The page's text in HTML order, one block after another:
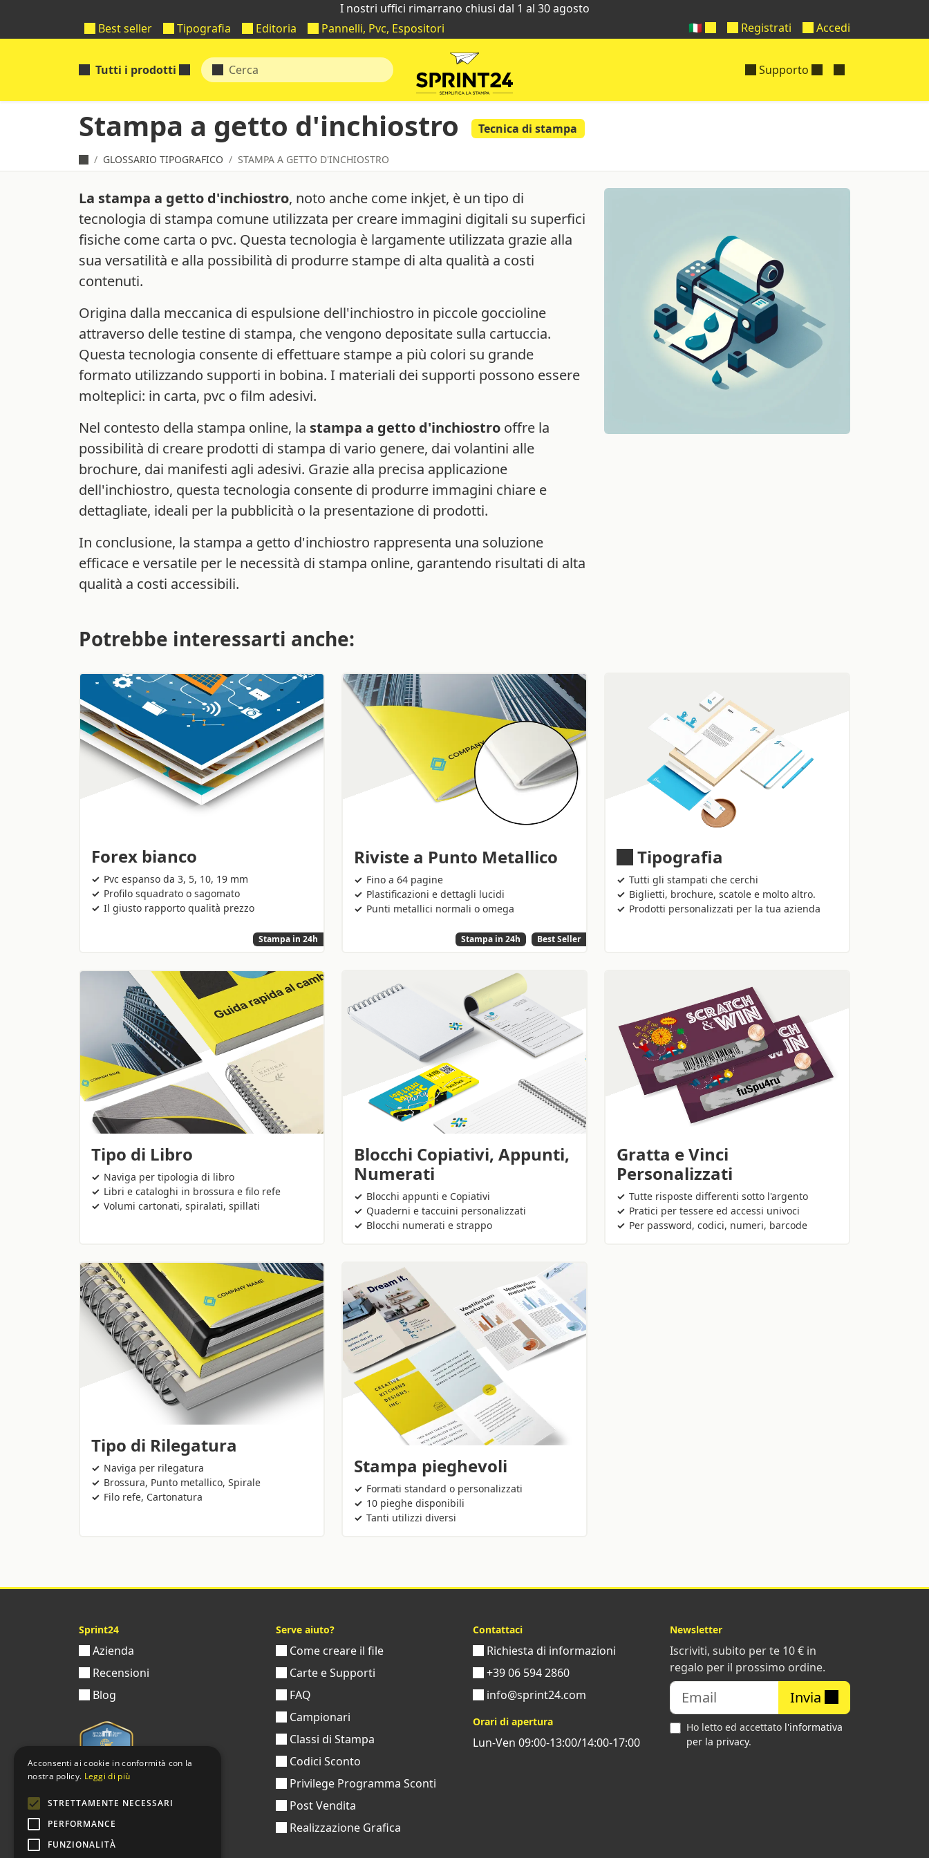
I nostri uffici rimarrano chiusi dal 1 al 30 agosto
Best seller
Tipografia Editoria Pannelli, Pvc, Espositori Registrati Accedi
🇮🇹
Tutti i prodotti Supporto
Stampa a getto d'inchiostro Tecnica di stampa
GLOSSARIO TIPOGRAFICO STAMPA A GETTO D'INCHIOSTRO
La stampa a getto d'inchiostro, noto anche come inkjet, è un tipo di
tecnologia di stampa comune utilizzata per creare immagini digitali su superfici
fisiche come carta o pvc. Questa tecnologia è largamente utilizzata grazie alla
sua versatilità e alla possibilità di produrre stampe di alta qualità a costi
contenuti.
Origina dalla meccanica di espulsione dell'inchiostro in piccole goccioline
attraverso delle testine di stampa, che vengono depositate sulla cartuccia.
Questa tecnologia consente di effettuare stampe a più colori su grande
formato utilizzando supporti in bobina. I materiali dei supporti possono essere
molteplici: in carta, pvc o film adesivi.
Nel contesto della stampa online, la stampa a getto d'inchiostro offre la
possibilità di creare prodotti di stampa di vario genere, dai volantini alle
brochure, dai manifesti agli adesivi. Grazie alla precisa applicazione
dell'inchiostro, questa tecnologia consente di produrre immagini chiare e
dettagliate, ideali per la pubblicità o la presentazione di prodotti.
In conclusione, la stampa a getto d'inchiostro rappresenta una soluzione
efficace e versatile per le necessità di stampa online, garantendo risultati di alta
qualità a costi accessibili.
Potrebbe interessarti anche:
Forex bianco
Pvc espanso da 3, 5, 10, 19 mm
Profilo squadrato o sagomato
Il giusto rapporto qualità prezzo
Stampa in 24h
Riviste a Punto Metallico
Fino a 64 pagine
Plastificazioni e dettagli lucidi
Punti metallici normali o omega
Best Seller
Stampa in 24h
Tipografia
Tutti gli stampati che cerchi
Biglietti, brochure, scatole e molto altro.
Prodotti personalizzati per la tua azienda
Tipo di Libro
Naviga per tipologia di libro
Libri e cataloghi in brossura e filo refe
Volumi cartonati, spiralati, spillati
Blocchi Copiativi, Appunti,
Numerati
Blocchi appunti e Copiativi
Quaderni e taccuini personalizzati
Blocchi numerati e strappo
Gratta e Vinci
Personalizzati
Tutte risposte differenti sotto l'argento
Pratici per tessere ed accessi univoci
Per password, codici, numeri, barcode
Tipo di Rilegatura
Naviga per rilegatura
Brossura, Punto metallico, Spirale
Filo refe, Cartonatura
Stampa pieghevoli
Formati standard o personalizzati
10 pieghe disponibili
Tanti utilizzi diversi
Sprint24
Azienda
Recensioni
Blog
Serve aiuto?
Come creare il file
Carte e Supporti
FAQ
Campionari
Classi di Stampa
Codici Sconto
Privilege Programma Sconti
Post Vendita
Realizzazione Grafica
Contattaci
Richiesta di informazioni
+39 06 594 2860
info@sprint24.com
Orari di apertura
Lun-Ven 09:00-13:00/14:00-17:00
Newsletter
Iscriviti, subito per te 10 € in
regalo per il prossimo ordine.
Invia
Ho letto ed accettato l'informativa
per la privacy.
Acconsenti ai cookie in conformità con la
nostra policy. Leggi di più
STRETTAMENTE NECESSARI
PERFORMANCE
FUNZIONALITÀ